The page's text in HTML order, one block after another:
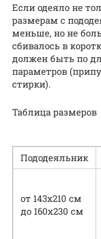
Если одеяло не
размерам с
меньше, но не
сбивалось в
должен быть по
параметров
стирки).
Таблица размеров
Пододеяльник
от 143х210 см
до 160х230 см